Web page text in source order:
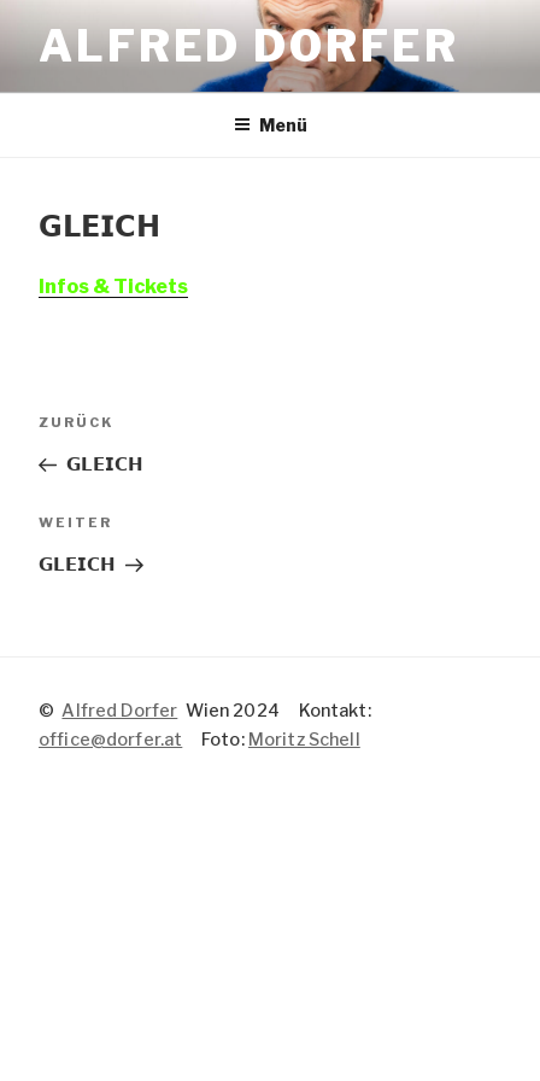
InhaltALFRED DORFER
Menü
𝗚𝗟𝗘𝗜𝗖𝗛
Infos & Tickets
Vorheriger
ZURÜCK
𝗚𝗟𝗘𝗜𝗖𝗛
Nächster
WEITER
𝗚𝗟𝗘𝗜𝗖𝗛
©Alfred Dorfer Wien 2024 Kontakt:
office@dorfer.at Foto: Moritz Schell